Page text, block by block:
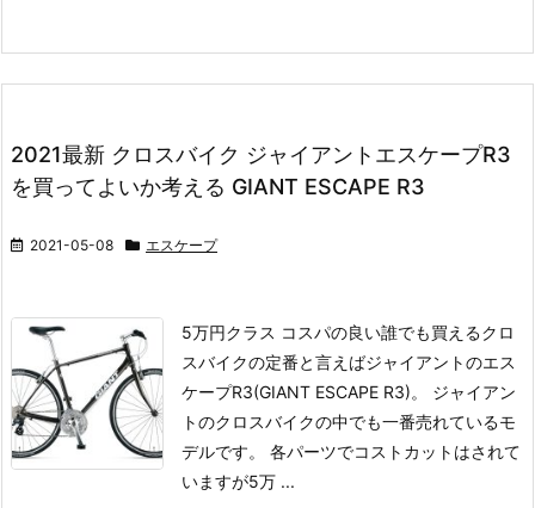
2021最新 クロスバイク ジャイアントエスケープR3
を買ってよいか考える GIANT ESCAPE R3
2021-05-08 エスケープ
5万円クラス コスパの良い誰でも買えるクロ
スバイクの定番と言えばジャイアントのエス
ケープR3(GIANT ESCAPE R3)。 ジャイアン
トのクロスバイクの中でも一番売れているモ
デルです。 各パーツでコストカットはされて
いますが5万 ...